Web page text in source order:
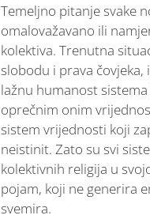
Temeljno pitanje svake
omalovažavano ili
kolektiva. Trenutna
slobodu i prava
lažnu humanost
oprečnim onim
sistem vrijednosti koji
neistinit. Zato su svi
kolektivnih religija u
pojam, koji ne generira
svemira.